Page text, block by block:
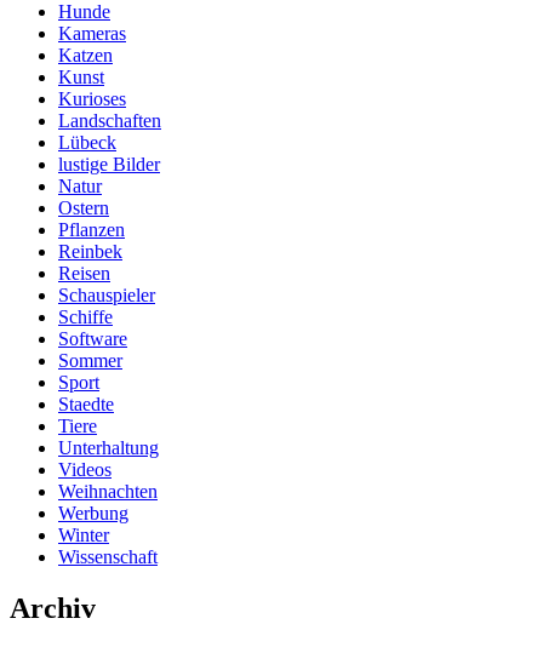
Hunde
Kameras
Katzen
Kunst
Kurioses
Landschaften
Lübeck
lustige Bilder
Natur
Ostern
Pflanzen
Reinbek
Reisen
Schauspieler
Schiffe
Software
Sommer
Sport
Staedte
Tiere
Unterhaltung
Videos
Weihnachten
Werbung
Winter
Wissenschaft
Archiv